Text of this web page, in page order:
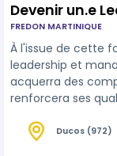
Devenir un.e
FREDON MARTINIQUE
À l'issue de cette
leadership et
acquerra des
renforcera ses
permettra deDucos (972)